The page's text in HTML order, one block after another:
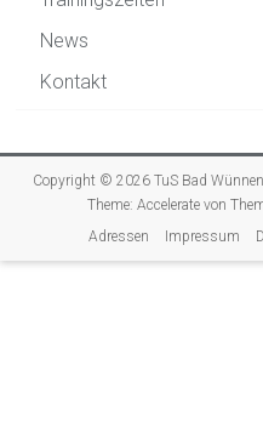
News
Kontakt
Copyright © 2026 TuS Bad
Theme: Acceleratevon
Adressen
Impressum